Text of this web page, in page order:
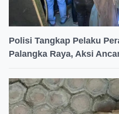
Polisi Tangkap Pelaku
Palangka Raya, Aksi